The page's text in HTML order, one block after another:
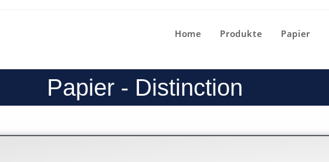
Home Produkte Papier
Papier - Distinction